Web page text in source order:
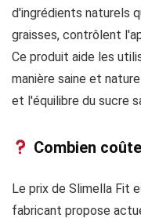
d'ingrédients naturels
graisses, contrôlent
Ce produit aide les
manière saine et
et l'équilibre du sucre
Combien
Le prix de Slimella Fit
fabricant propose